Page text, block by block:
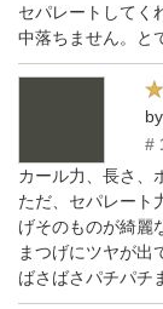
セパレートしてく
中落ちません。と
#
カール力、長さ、
ただ、セパレート
げそのものが綺麗
まつげにツヤが出
ばさばさパチパチ